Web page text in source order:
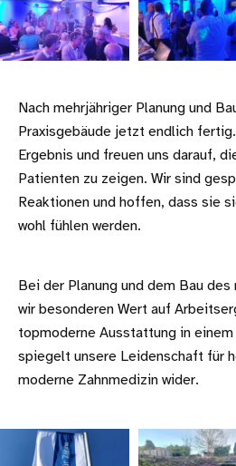
Nach mehrjähriger Planung und
Praxisgebäude jetzt endlich
Ergebnis und freuen uns darauf,
Patienten zu zeigen. Wir sind
Reaktionen und hoffen, dass sie
wohl fühlen werden.
Bei der Planung und dem Bau
wir besonderen Wert auf
topmoderne Ausstattung in
spiegelt unsere Leidenschaft für
moderne Zahnmedizin wider.